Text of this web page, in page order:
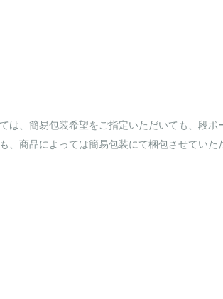
、簡易包装希望をご指定いただいても、段ボ
商品によっては簡易包装にて梱包させていた